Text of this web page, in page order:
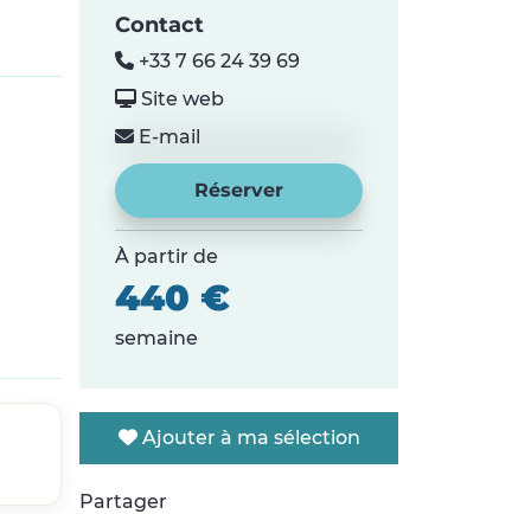
Contact
+33 7 66 24 39 69
Site web
E-mail
Réserver
À partir de
440 €
semaine
Ajouter à ma sélection
Partager